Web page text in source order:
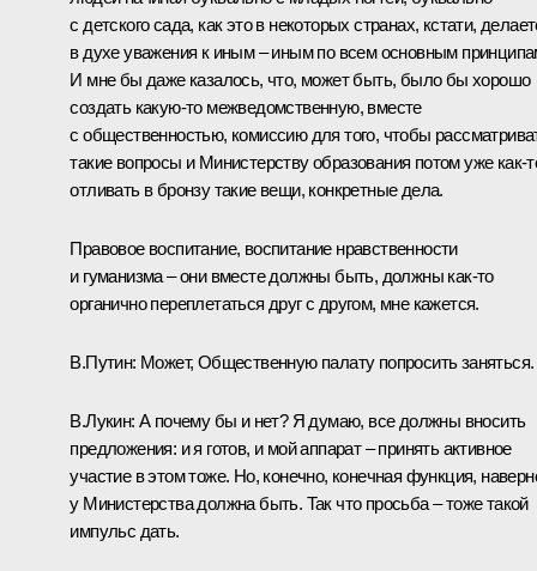
с детского сада, как это в некоторых странах, кстати,
в духе уважения к иным – иным по всем основным
И мне бы даже казалось, что, может быть, было бы хорошо
создать какую‑то межведомственную, вместе
с общественностью, комиссию для того, чтобы
такие вопросы и Министерству образования потом уже
отливать в бронзу такие вещи, конкретные дела.
Правовое воспитание, воспитание нравственности
и гуманизма – они вместе должны быть, должны как‑то
органично переплетаться друг с другом, мне кажется.
В.Путин: Может, Общественную палату попросить заняться.
В.Лукин: А почему бы и нет? Я думаю, все должны вносить
предложения: и я готов, и мой аппарат – принять активное
участие в этом тоже. Но, конечно, конечная функция,
у Министерства должна быть. Так что просьба – тоже такой
импульс дать.